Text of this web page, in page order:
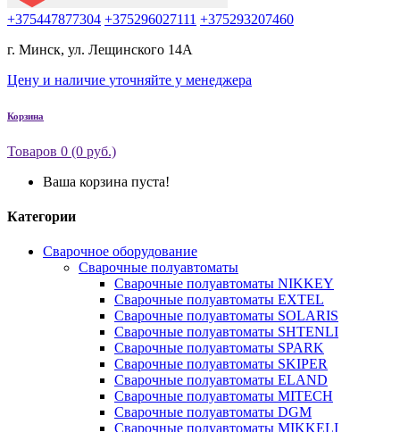
+375447877304 +375296027111 +375293207460
г. Минск, ул. Лещинского 14А
Цену и наличие уточняйте у менеджера
Корзина
Товаров 0 (0 руб.)
Ваша корзина пуста!
Категории
Сварочное оборудование
Сварочные полуавтоматы
Сварочные полуавтоматы NIKKEY
Сварочные полуавтоматы EXTEL
Сварочные полуавтоматы SOLARIS
Сварочные полуавтоматы SHTENLI
Сварочные полуавтоматы SPARK
Сварочные полуавтоматы SKIPER
Сварочные полуавтоматы ELAND
Сварочные полуавтоматы MITECH
Сварочные полуавтоматы DGM
Сварочные полуавтоматы MIKKELI